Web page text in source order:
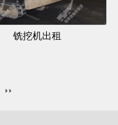
铣挖机出租